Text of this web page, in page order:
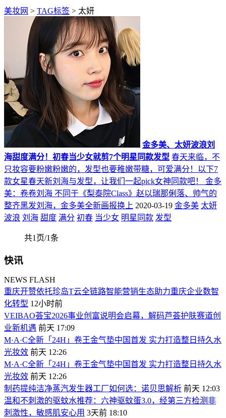
美妆网 > TAG标签 > 太妍
金多美、太妍波浪刘
海甜度满分！初春当少女就剪7个明星同款发型 春天来临，不
只妆容要粉嫩粉嫩的，发型也要稚嫩带糖，可爱满分！以下7
款女星春天新刘海与发型，让我们一起pick女神同款吧！ 金多
美：卷卷刘海 不同于《梨泰院Class》赵以瑞那俐落、帅气的
整齐黑发刘海，金多美全新画报换上 2020-03-19 金多美 太妍
波浪 刘海 甜度 满分 初春 当少女 明星同款 发型
共1页/1条
快讯
NEWS FLASH
重庆开赞依托珍岛T云全链路智能营销生态助力重庆企业数智
化转型 12小时前
VEIBAO荟宝2026事业创富说明会启幕，解码芦荟护肤赛道创
业新机遇 前天 17:09
M·A·C全新「24H」卷王金气垫中国首发 实力打造整日持久水
光妆效 前天 12:26
M·A·C全新「24H」卷王金气垫中国首发 实力打造整日持久水
光妆效 前天 12:26
制药提纯洁净蒸汽发生器工厂如何选：诺贝思解析 前天 12:03
温和不刺激的驱蚊水推荐：六神驱蚊蛋3.0，经第三方检测非
刺激性，敏感肌安心用 3天前 18:10